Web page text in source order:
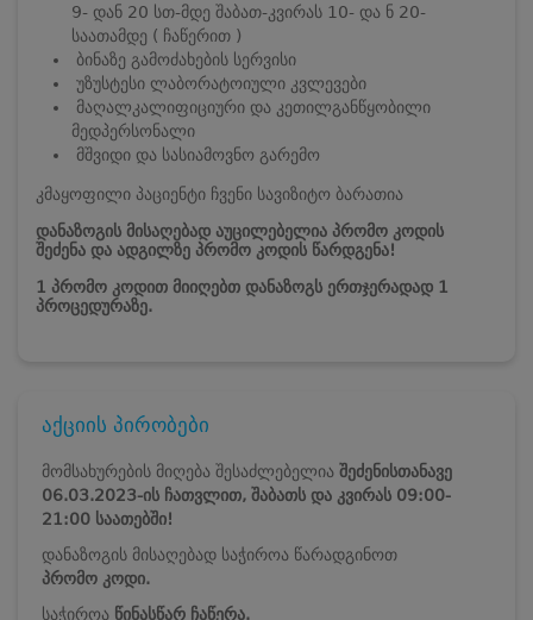
9- დან 20 სთ-მდე შაბათ-კვირას 10- და ნ 20-
საათამდე ( ჩაწერით )
ბინაზე გამოძახების სერვისი
უზუსტესი ლაბორატოიული კვლევები
მაღალკალიფიციური და კეთილგანწყობილი
მედპერსონალი
მშვიდი და სასიამოვნო გარემო
კმაყოფილი პაციენტი ჩვენი სავიზიტო ბარათია
დანაზოგის მისაღებად აუცილებელია პრომო კოდის
შეძენა და ადგილზე პრომო კოდის წარდგენა!
1 პრომო კოდით მიიღებთ დანაზოგს ერთჯერადად 1
პროცედურაზე.
აქციის პირობები
მომსახურების მიღება შესაძლებელია შეძენისთანავე
06.03.2023-ის ჩათვლით, შაბათს და კვირას 09:00-
21:00 საათებში!
დანაზოგის მისაღებად საჭიროა წარადგინოთ
პრომო კოდი.
საჭიროა წინასწარ ჩაწერა.